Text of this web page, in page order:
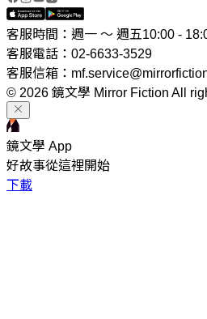
客服時間：週一 ～ 週五10:00 -
客服電話：02-6633-3529
客服信箱：
© 2026 鏡文學 Mirror Fiction All
鏡文學 App
好故事從這裡開始
下載